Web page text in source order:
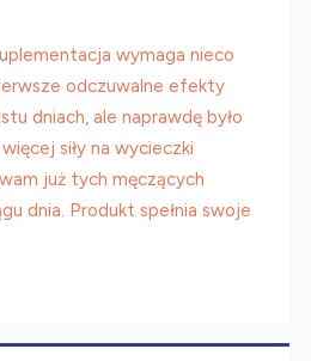
wymaga nieco
odczuwalne efekty
dniach, ale naprawdę było
siły na wycieczki
już tych męczących
dnia. Produkt spełnia swoje